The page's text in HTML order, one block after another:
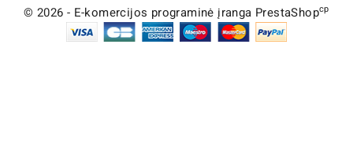
© 2026 - E-komercijos programinė įranga PrestaShopcp